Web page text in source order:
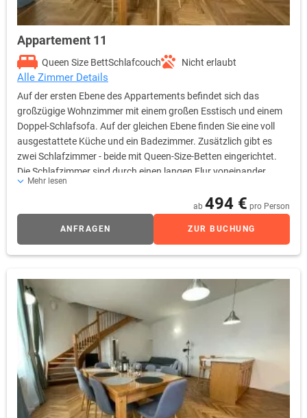
Appartement 11
Queen Size BettSchlafcouch Nicht erlaubt
Alle Zimmer Details
Auf der ersten Ebene des Appartements befindet sich das
großzügige Wohnzimmer mit einem großen Esstisch und einem
Doppel-Schlafsofa. Auf der gleichen Ebene finden Sie eine voll
ausgestattete Küche und ein Badezimmer. Zusätzlich gibt es
zwei Schlafzimmer - beide mit Queen-Size-Betten eingerichtet.
Die Schlafzimmer sind durch einen langen Flur voneinander
getrennt. Dies ermöglicht ein wenig mehr Privatsphäre. Auf der
zweiten Ebene ist das liebevoll eingerichtete Schlafzimmer mit
einem Queen-Size-Bett.
Mehr lesen
ab 494 € pro Person
ANFRAGEN ZUR BUCHUNG